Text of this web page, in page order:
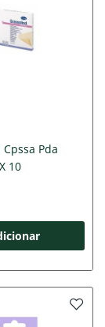
Pda
10